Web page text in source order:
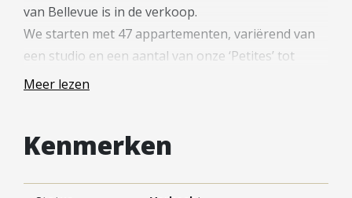
Leer ons kennen
Over Ons
FAQ
van Bellevue is in de verkoop.
We starten met 47 appartementen, variërend van
een studio en een aantal van onze ‘Petites’ tot
riante appartementen met veel leefruimte en drie
alle verkoopdocumentatie voor de diverse
Meer lezen
Kenmerken